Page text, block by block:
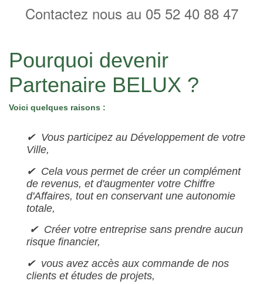
Contactez nous au 05 52 40 88 47
Pourquoi devenir
Partenaire BELUX ?
Voici quelques raisons :
✔ Vous participez au Développement de votre
Ville,
✔ Cela vous permet de créer un complément
de revenus, et d'augmenter votre Chiffre
d'Affaires, tout en conservant une autonomie
totale,
✔ Créer votre entreprise sans prendre aucun
risque financier,
✔ vous avez accès aux commande de nos
clients et études de projets,